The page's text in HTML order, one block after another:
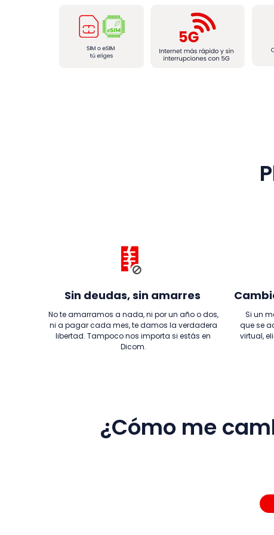
¿Cómo me
Sin deudas, sin amarres
No te amarramos a nada, ni por un año o dos,
ni a pagar cada mes, te damos la verdadera
libertad. Tampoco nos importa si estás en
Dicom.
Si un
que se
virtual,